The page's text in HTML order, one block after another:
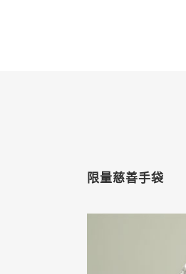
限量慈善手袋